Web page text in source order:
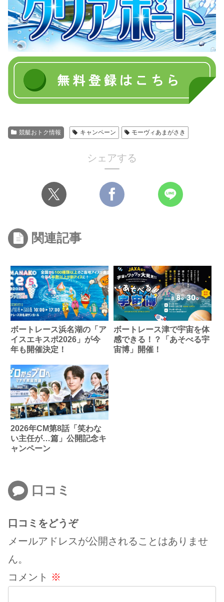
競艇おトク情報 キャンペーン モーヴィあまがさき
シェアする
関連記事
ボートレース浜名湖の「ア
イスエキスポ2026」が今
年も開催決定！
ボートレース津で宇宙を体
感できる！？「あそべる宇
宙博」開催！
2026年CM第8話「笑わな
い主任が…篇」公開記念キ
ャンペーン
口コミ
口コミをどうぞ
メールアドレスが公開されることはありませ
ん。
コメント ※